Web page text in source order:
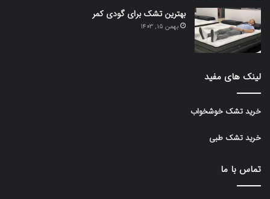
بهترین تشک برای گودی کمر
بهمن 15, 1403
لینک های مفید
خرید تشک خوشخواب
خرید تشک طبی
تماس با ما